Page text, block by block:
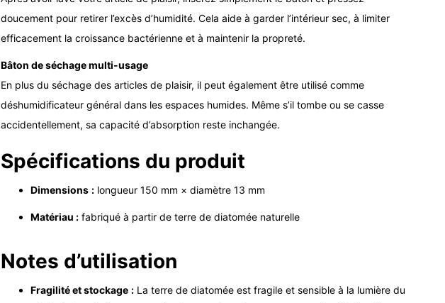
doucement pour retirer l’excès d’humidité. Cela aide à garder l’intérieur sec, à limiter
efficacement la croissance bactérienne et à maintenir la propreté.
Bâton de séchage multi-usage
En plus du séchage des articles de plaisir, il peut également être utilisé comme
déshumidificateur général dans les espaces humides. Même s’il tombe ou se casse
accidentellement, sa capacité d’absorption reste inchangée.
Spécifications du produit
Dimensions : longueur 150 mm × diamètre 13 mm
Matériau : fabriqué à partir de terre de diatomée naturelle
Notes d’utilisation
Fragilité et stockage : La terre de diatomée est fragile et sensible à la lumière du